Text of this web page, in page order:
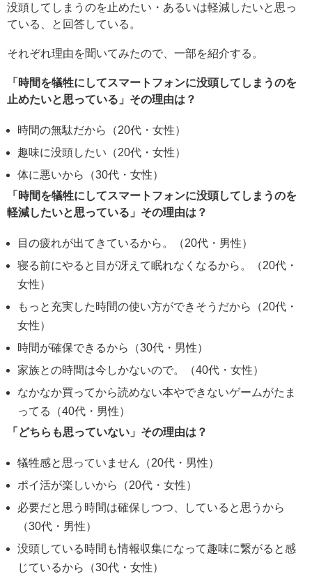
没頭してしまうのを止めたい・あるいは軽減したいと思っ
ている、と回答している。
それぞれ理由を聞いてみたので、一部を紹介する。
「時間を犠牲にしてスマートフォンに没頭してしまうのを
止めたいと思っている」その理由は？
時間の無駄だから（20代・女性）
趣味に没頭したい（20代・女性）
体に悪いから（30代・女性）
「時間を犠牲にしてスマートフォンに没頭してしまうのを
軽減したいと思っている」その理由は？
目の疲れが出てきているから。（20代・男性）
寝る前にやると目が冴えて眠れなくなるから。（20代・
女性）
もっと充実した時間の使い方ができそうだから（20代・
女性）
時間が確保できるから（30代・男性）
家族との時間は今しかないので。（40代・女性）
なかなか買ってから読めない本やできないゲームがたま
ってる（40代・男性）
「どちらも思っていない」その理由は？
犠牲感と思っていません（20代・男性）
ポイ活が楽しいから（20代・女性）
必要だと思う時間は確保しつつ、していると思うから
（30代・男性）
没頭している時間も情報収集になって趣味に繋がると感
じているから（30代・女性）